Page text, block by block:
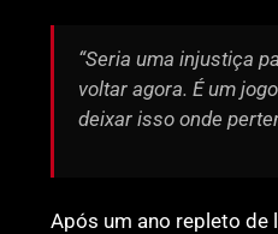
“Seria uma injustiça
voltar agora. É um
deixar isso onde
Após um ano repleto de